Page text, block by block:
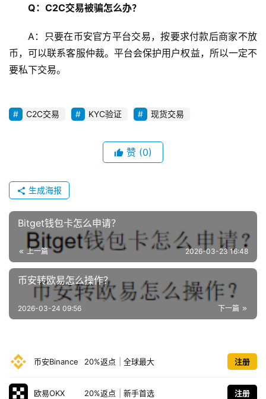
Q：C2C交易被骗怎么办？
A：只要在币安官方平台交易，按要求付款后商家不放
币，可以联系客服仲裁。平台会保护用户权益，所以一定不
要私下交易。
C2C交易 KYC验证 现货交易
赞 (0)
生成海报
Bitget钱包卡怎么申请？
上一篇 2026-03-23 16:48
币安转欧易怎么操作？
下一篇
2026-03-24 09:56
币安Binance 20%返点 全球最大 注册
欧易OKX 20%返点 新手首选 注册